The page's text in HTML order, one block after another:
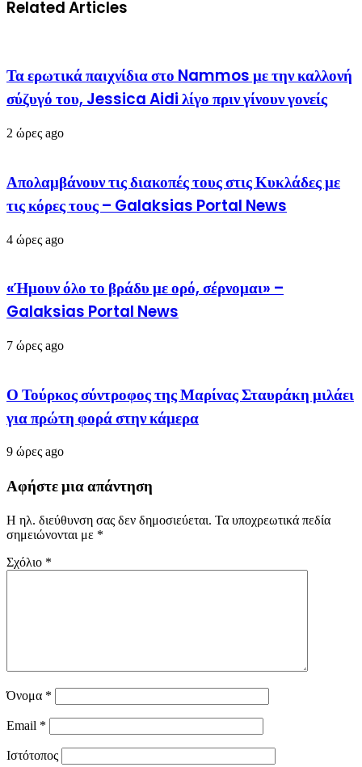
Related Articles
Τα ερωτικά παιχνίδια στο Nammos με την καλλονή
σύζυγό του, Jessica Aidi λίγο πριν γίνουν γονείς
2 ώρες ago
Απολαμβάνουν τις διακοπές τους στις Κυκλάδες με
τις κόρες τους – Galaksias Portal News
4 ώρες ago
«Ήμουν όλο το βράδυ με ορό, σέρνομαι» –
Galaksias Portal News
7 ώρες ago
Ο Τούρκος σύντροφος της Μαρίνας Σταυράκη μιλάει
για πρώτη φορά στην κάμερα
9 ώρες ago
Αφήστε μια απάντηση
Η ηλ. διεύθυνση σας δεν δημοσιεύεται. Τα υποχρεωτικά πεδία
σημειώνονται με *
Σχόλιο *
Όνομα *
Email *
Ιστότοπος